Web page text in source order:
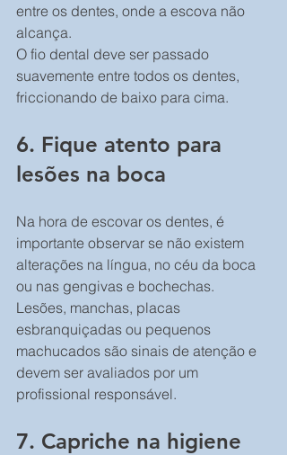
entre os dentes, onde a escova não
alcança.
O fio dental deve ser passado
suavemente entre todos os dentes,
friccionando de baixo para cima.
6. Fique atento para
lesões na boca
Na hora de escovar os dentes, é
importante observar se não existem
alterações na língua, no céu da boca
ou nas gengivas e bochechas.
Lesões, manchas, placas
esbranquiçadas ou pequenos
machucados são sinais de atenção e
devem ser avaliados por um
profissional responsável.
7. Capriche na higiene